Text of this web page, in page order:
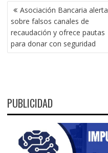
NAVEGACIÓN
DE
ENTRADAS
Asociación Bancaria alerta
sobre falsos canales de
recaudación y ofrece pautas
para donar con seguridad
PUBLICIDAD